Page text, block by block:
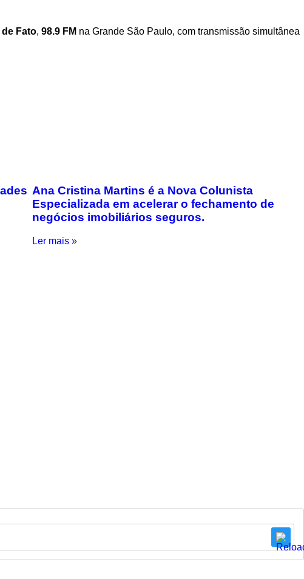
Fato, 98.9 FM na Grande São Paulo, com transmissão simultânea
Ana Cristina Martins é a Nova Colunista
Especializada em acelerar o fechamento de
negócios imobiliários seguros.
Ler mais »